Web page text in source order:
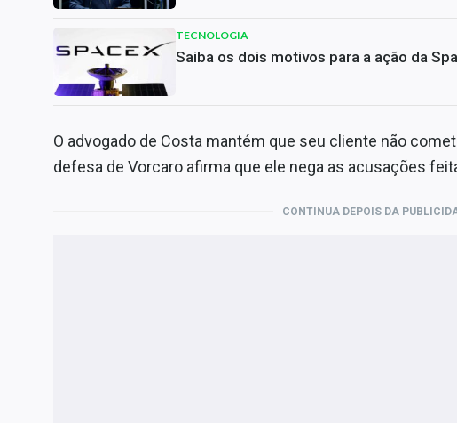
TECNOLOGIA
Saiba os dois motivos para a ação da
O advogado de Costa mantém que seu cliente não
defesa de Vorcaro afirma que ele nega as acusações
CONTINUA DEPOIS DA